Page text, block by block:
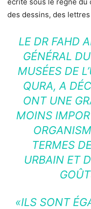
des dessins, des
LE DR FAHD
GÉNÉRAL
MUSÉES DE
QURA, A
ONT UNE
MOINS
TERMES
URBAIN ET
«ILS SONT